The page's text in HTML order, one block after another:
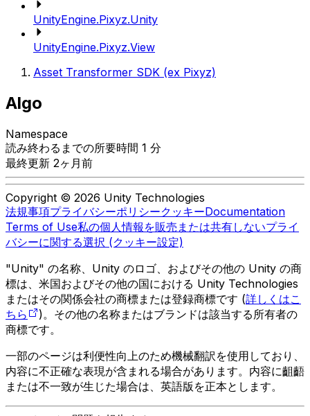
UnityEngine.Pixyz.Unity
UnityEngine.Pixyz.View
Asset Transformer SDK (ex Pixyz)
Algo
Namespace
読み終わるまでの所要時間 1 分
最終更新 2ヶ月前
Copyright © 2026 Unity Technologies
法規事項プライバシーポリシークッキーDocumentation
Terms of Use私の個人情報を販売または共有しないプライ
バシーに関する選択 (クッキー設定)
"Unity" の名称、Unity のロゴ、およびその他の Unity の商
標は、米国およびその他の国における Unity Technologies
またはその関係会社の商標または登録商標です (詳しくはこ
ちら
)。その他の名称またはブランドは該当する所有者の
商標です。
一部のページは利便性向上のため機械翻訳を使用しており、
内容に不正確な表現が含まれる場合があります。内容に齟齬
または不一致が生じた場合は、英語版を正本とします。